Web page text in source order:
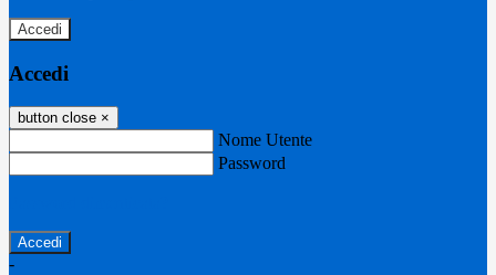
Accedi
Accedi
button close ×
Nome Utente
Password
-